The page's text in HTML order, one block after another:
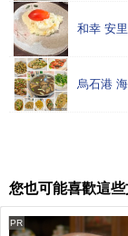
和幸 安里
烏石港
您也可能喜歡這
PR